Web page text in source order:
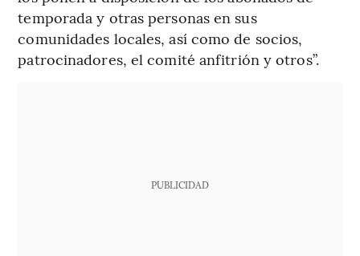
temporada y otras personas en sus
comunidades locales, así como de socios,
patrocinadores, el comité anfitrión y otros”.
PUBLICIDAD